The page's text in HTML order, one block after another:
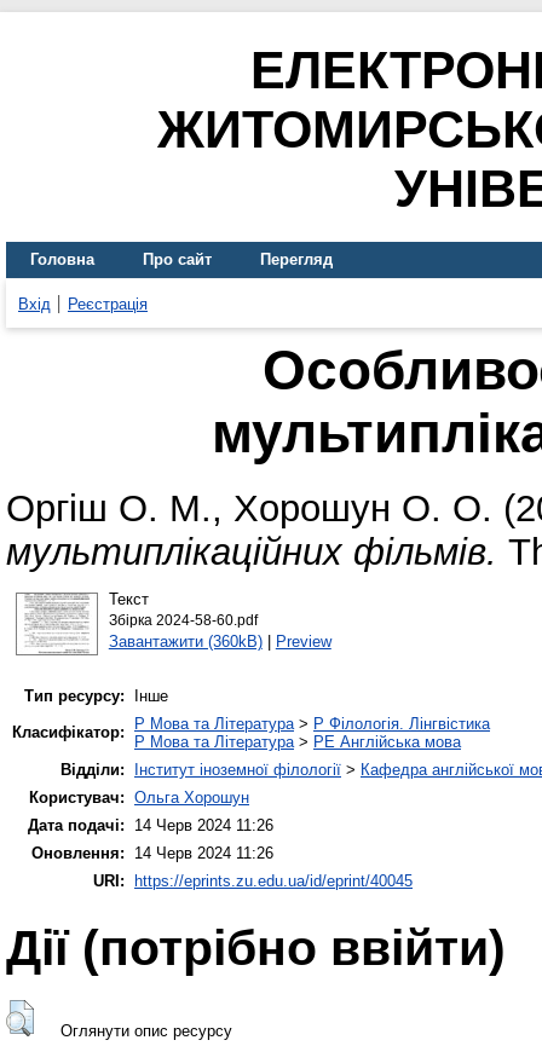
Головна Про сайт Перегляд
Вхід Реєстрація
Оргіш О. М., Хорошун О. О.
мультиплікаційних фільмів.
Текст
Збірка 2024-58-60.pdf
Завантажити (360kB)| Preview
Тип ресурсу:
Інше
Класифікатор:
P Мова та Література> P Філологія. Лінгвістика
P Мова та Література> PE Англійська мова
Відділи:
Інститут іноземної філології > Кафедра англійської
Користувач: Ольга Хорошун
Дата подачі:
14 Черв 2024 11:26
Оновлення:
14 Черв 2024 11:26
URI:
https://eprints.zu.edu.ua/id/eprint/40045
Дії ​​(потрібно ввійти)
Оглянути опис ресурсу